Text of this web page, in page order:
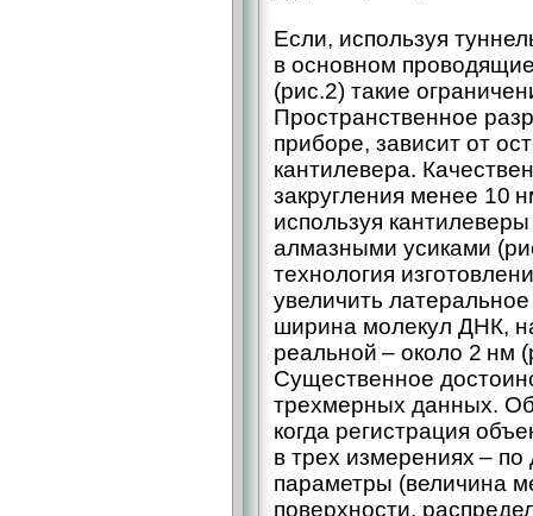
Если, используя
в основном
(рис.2) такие
Пространственное
приборе, зависит от
кантилевера.
закругления менее 10
используя
алмазными усиками
технология
увеличить
ширина молекул ДНК,
реальной – около 2 нм
Существенное
трехмерных данных.
когда регистрация
в трех измерениях –
параметры (величина
поверхности,